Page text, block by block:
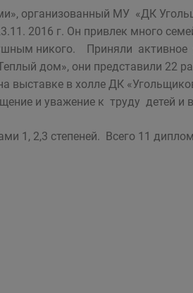
организованный МУ «ДК
2016 г. Он привлек много
никого. Приняли активное
дом», они представили 22
в холле ДК
и уважение к труду детей и
1, 2,3 степеней. Всего 11